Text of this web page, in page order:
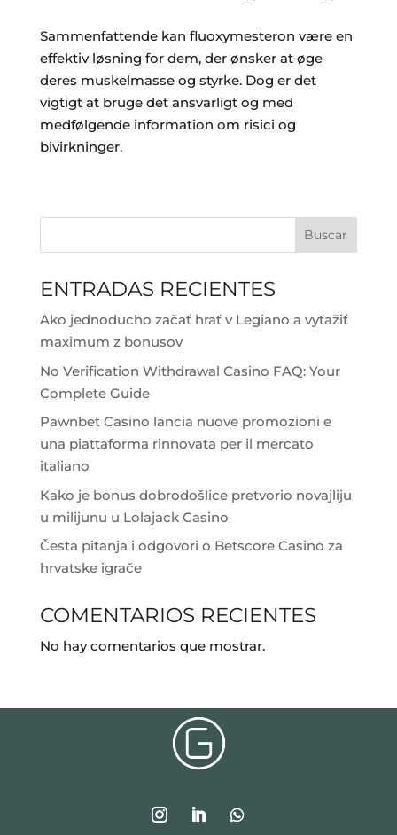
Sammenfattende kan fluoxymesteron være en
effektiv løsning for dem, der ønsker at øge
deres muskelmasse og styrke. Dog er det
vigtigt at bruge det ansvarligt og med
medfølgende information om risici og
bivirkninger.
Buscar
ENTRADAS RECIENTES
Ako jednoducho začať hrať v Legiano a vyťažiť
maximum z bonusov
No Verification Withdrawal Casino FAQ: Your
Complete Guide
Pawnbet Casino lancia nuove promozioni e
una piattaforma rinnovata per il mercato
italiano
Kako je bonus dobrodošlice pretvorio novajliju
u milijunu u Lolajack Casino
Česta pitanja i odgovori o Betscore Casino za
hrvatske igrače
COMENTARIOS RECIENTES
No hay comentarios que mostrar.